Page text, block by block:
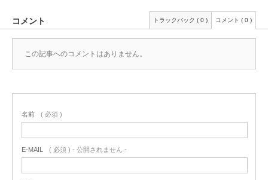
コメント トラックバック ( 0 ) コメント ( 0 )
この記事へのコメントはありません。
名前 ( 必須 )
E-MAIL ( 必須 ) - 公開されません -